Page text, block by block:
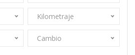
Kilometraje
Cambio